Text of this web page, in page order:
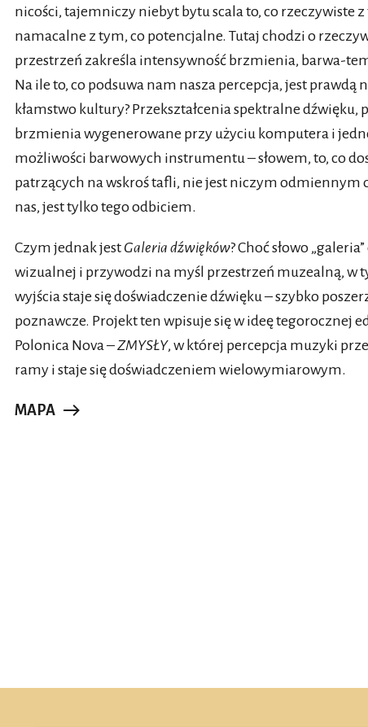
nicości, tajemniczy niebyt bytu scala to, co rzeczywiste
namacalne z tym, co potencjalne. Tutaj chodzi o
przestrzeń zakreśla intensywność brzmienia, barwa-
Na ile to, co podsuwa nam nasza percepcja, jest prawdą
kłamstwo kultury? Przekształcenia spektralne
brzmienia wygenerowane przy użyciu komputera i
możliwości barwowych instrumentu – słowem, to, co
patrzących na wskroś tafli, nie jest niczym odmiennym
nas, jest tylko tego odbiciem.
Czym jednak jest Galeria dźwięków? Choć słowo
wizualnej i przywodzi na myśl przestrzeń muzealną, w
wyjścia staje się doświadczenie dźwięku – szybko
poznawcze. Projekt ten wpisuje się w ideę tegorocznej
Polonica Nova –ZMYSŁY, w której percepcja muzyki
ramy i staje się doświadczeniem wielowymiarowym.
MAPA